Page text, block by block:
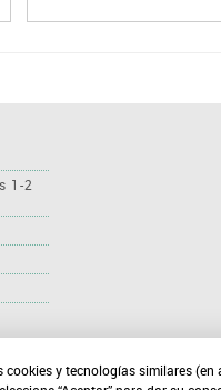
1-2
y tecnologías similares